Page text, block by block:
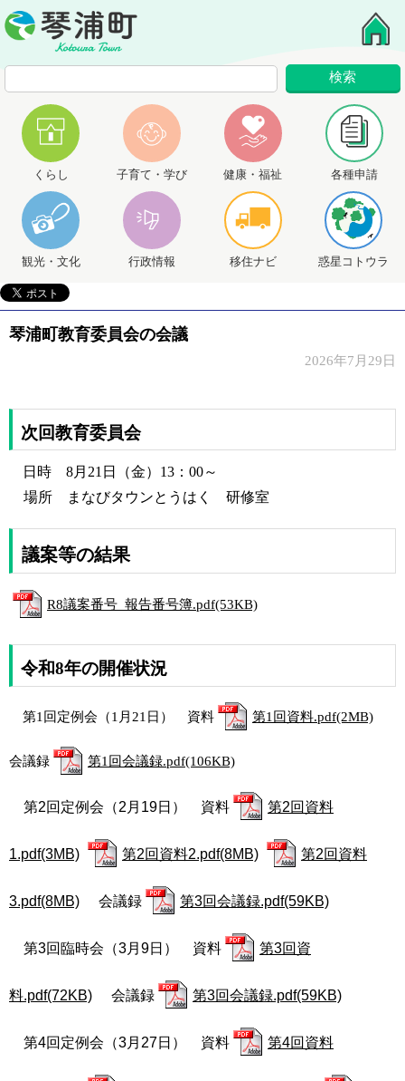
くらし 子育て・学び 健康・福祉 各種申請
観光・文化 行政情報 移住ナビ 惑星コトウラ
琴浦町教育委員会の会議
2026年7月29日
次回教育委員会
日時 8月21日（金）13：00～
場所 まなびタウンとうはく 研修室
議案等の結果
R8議案番号_報告番号簿.pdf(53KB)
令和8年の開催状況
第1回定例会（1月21日） 資料 第1回資料.pdf(2MB)
会議録 第1回会議録.pdf(106KB)
第2回定例会（2月19日） 資料 第2回資料
1.pdf(3MB) 第2回資料2.pdf(8MB) 第2回資料
3.pdf(8MB) 会議録 第3回会議録.pdf(59KB)
第3回臨時会（3月9日） 資料 第3回資
料.pdf(72KB) 会議録 第3回会議録.pdf(59KB)
第4回定例会（3月27日） 資料 第4回資料